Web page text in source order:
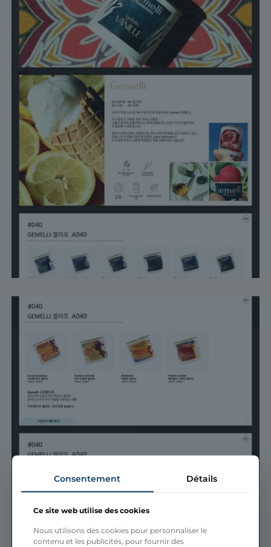
Consentement Détails
Ce site web utilise des cookies
Nous utilisons des cookies pour personnaliser le
contenu et les publicités, pour fournir des